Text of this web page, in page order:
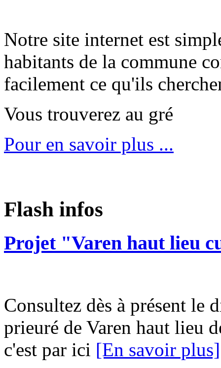
Notre site internet est
habitants de la commune
facilement ce qu'ils
Vous trouverez au gré
Pour en savoir plus ...
Flash infos
Projet "Varen haut lieu
Consultez dès à présent le
prieuré de Varen haut lieu
c'est par ici [En savoir plus]